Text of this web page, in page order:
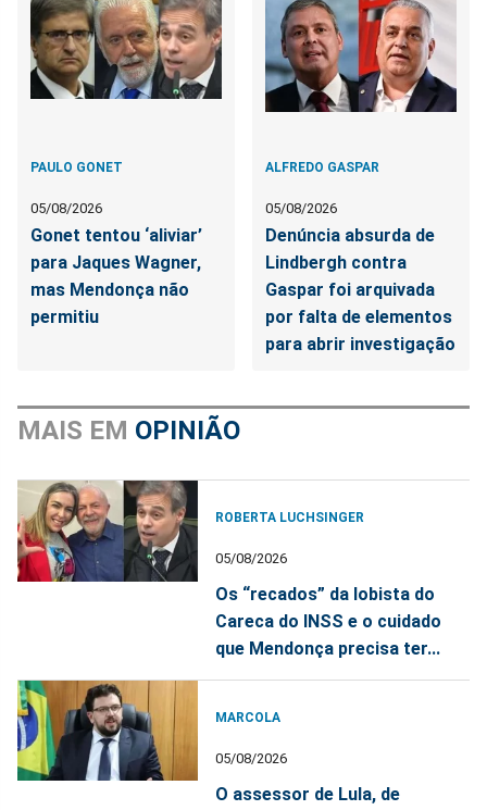
PAULO GONET
05/08/2026
Gonet tentou ‘aliviar’
para Jaques Wagner,
mas Mendonça não
permitiu
ALFREDO GASPAR
05/08/2026
Denúncia absurda de
Lindbergh contra
Gaspar foi arquivada
por falta de elementos
para abrir investigação
MAIS EM OPINIÃO
ROBERTA LUCHSINGER
05/08/2026
Os “recados” da lobista do
Careca do INSS e o cuidado
que Mendonça precisa ter...
MARCOLA
05/08/2026
O assessor de Lula, de